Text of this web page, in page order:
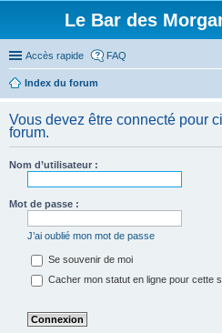
Le Bar des
Accès rapide FAQ
Index du forum
Vous devez être connecté pour
forum.
Nom d’utilisateur :
Mot de passe :
J’ai oublié mon mot de passe
Se souvenir de moi
Cacher mon statut en ligne pour cette